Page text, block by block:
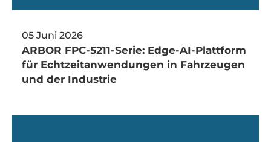
05 Juni 2026
ARBOR FPC-5211-Serie: Edge-AI-Plattform
für Echtzeitanwendungen in Fahrzeugen
und der Industrie